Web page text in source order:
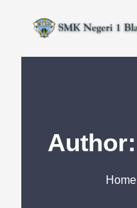
Author:
Home